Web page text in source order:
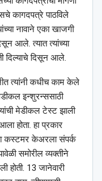
कागदपत्रे पाठविले
नावाने एका खाजगी
आले. त्यात त्यांच्या
दिल्याचे दिसून आले.
त्यांनी कधीच काम केले
इन्शुरन्ससाठी
मेडीकल टेस्ट झाली
होता. हा प्रकार
कस्टमर केअरला संपर्क
समोरील व्यक्तीने
होती. 13 जानेवारी